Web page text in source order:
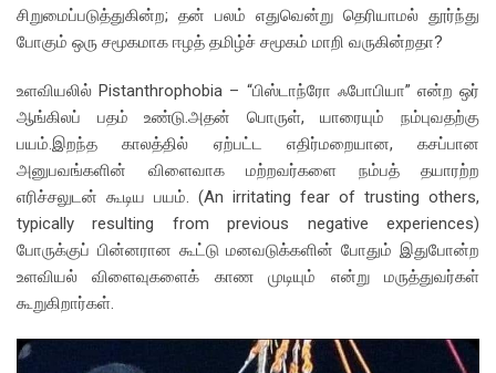
சிறுமைப்படுத்துகின்ற; தன் பலம் எதுவென்று தெரியாமல் தூர்ந்து
போகும் ஒரு சமூகமாக ஈழத் தமிழ்ச் சமூகம் மாறி வருகின்றதா?
உளவியலில் Pistanthrophobia – “பிஸ்டாந்ரோ ஃபோபியா” என்ற ஒர்
ஆங்கிலப் பதம் உண்டு.அதன் பொருள், யாரையும் நம்புவதற்கு
பயம்.இறந்த காலத்தில் ஏற்பட்ட எதிர்மறையான, கசப்பான
அனுபவங்களின் விளைவாக மற்றவர்களை நம்பத் தயாரற்ற
எரிச்சலுடன் கூடிய பயம். (An irritating fear of trusting others,
typically resulting from previous negative experiences)
போருக்குப் பின்னரான கூட்டு மனவடுக்களின் போதும் இதுபோன்ற
உளவியல் விளைவுகளைக் காண முடியும் என்று மருத்துவர்கள்
கூறுகிறார்கள்.